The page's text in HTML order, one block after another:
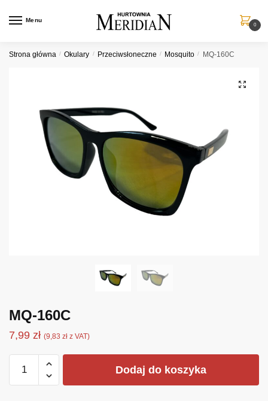
Menu
0
Strona główna / Okulary / Przeciwsłoneczne / Mosquito / MQ-160C
MQ-160C
7,99 zł (9,83 zł z VAT)
MQ-
Dodaj do koszyka